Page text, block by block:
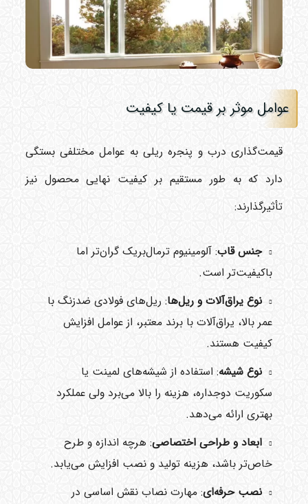
عوامل موثر بر قیمت یا کیفیت
قیمت‌گذاری درب و پنجره ریلی به عوامل مختلفی بستگی
دارد که به طور مستقیم بر کیفیت نهایی محصول نیز
تأثیرگذارند:
جنس قاب: آلومینیوم ترمال‌بریک گران‌تر اما
باکیفیت‌تر است.
نوع یراق‌آلات و ریل‌ها: ریل‌های فولادی ضدزنگ با
عمر بالا، یراق‌آلات با برند معتبر، از عوامل افزایش
کیفیت هستند.
نوع شیشه: استفاده از شیشه‌های لمینت یا
سکوریت دوجداره، هزینه را بالا می‌برد ولی عملکرد
بهتری ارائه می‌دهد.
ابعاد و طراحی اختصاصی: هرچه اندازه و طرح
خاص‌تر باشد، هزینه تولید و نصب افزایش می‌یابد.
نصب حرفه‌ای: مهارت نصاب نقش اساسی در